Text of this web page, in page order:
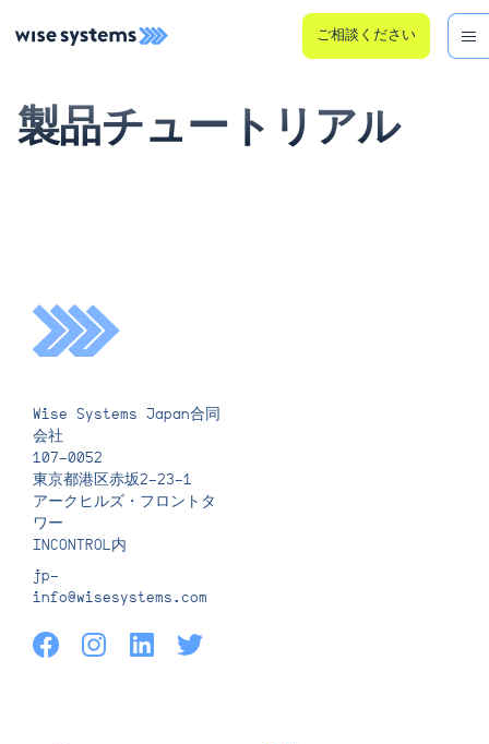
ご相談ください
製品チュートリアル
Wise Systems Japan合同
会社
107-0052
東京都港区赤坂2-23-1
アークヒルズ・フロントタ
ワー
INCONTROL内
jp-
info@wisesystems.com